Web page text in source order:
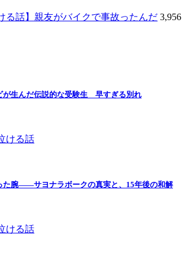
る話】親友がバイクで事故ったんだ 3,956
生んだ伝説的な受験生 早すぎる別れ
ける話
た腕――サヨナラボークの真実と、15年後の和解
ける話